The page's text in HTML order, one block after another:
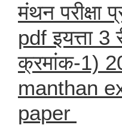
मंथन परीक्षा
pdf इयत्ता 3
क्रमांक-1)
manthan
paper